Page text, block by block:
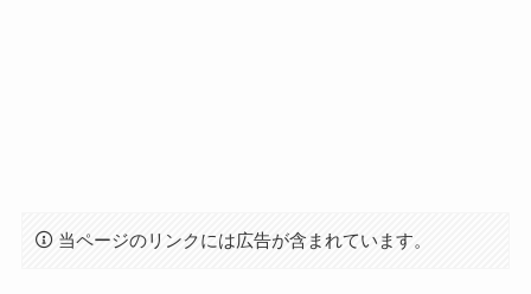
当ページのリンクには広告が含まれています。